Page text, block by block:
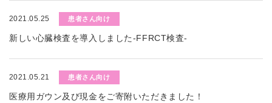
2021.05.25 患者さん向け
新しい心臓検査を導入しました-FFRCT検査-
2021.05.21 患者さん向け
医療用ガウン及び現金をご寄附いただきました！